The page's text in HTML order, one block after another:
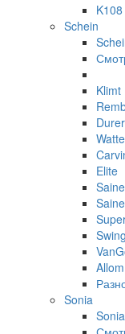
Schein
Klimt
Durer
Elite
Swing
Allom
Sonia
Sonia